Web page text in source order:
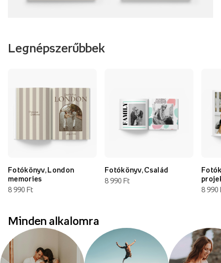
Legnépszerűbbek
Fotókönyv, London
memories
8 990 Ft
Fotókönyv, Család
8 990 Ft
8 990
Minden alkalomra